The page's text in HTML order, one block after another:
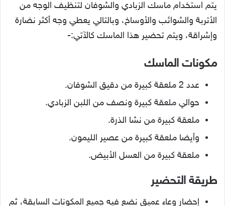
يتم استخدام ماسك الزبادي والشوفان لتنظيف الوجه من
الأتربة والشوائب والأوساخ، وبالتالي يعطي وجه أكثر نضارة
وإشراقة، ويتم تحضير هذا الماسك كالآتي:-
مكونات الماسك
عدد 2 ملعقة كبيرة من دقيق الشوفان.
حوالي ملعقة كبيرة ونصف من اللبن الزبادي.
ملعقة كبيرة من نشا الذرة.
وأيضا ملعقة كبيرة من عصير الليمون.
ملعقة كبيرة من العسل الأبيض.
طريقة التحضير
إحضار وعاء عميق نضع فيه جميع المكونات السابقة، ثم